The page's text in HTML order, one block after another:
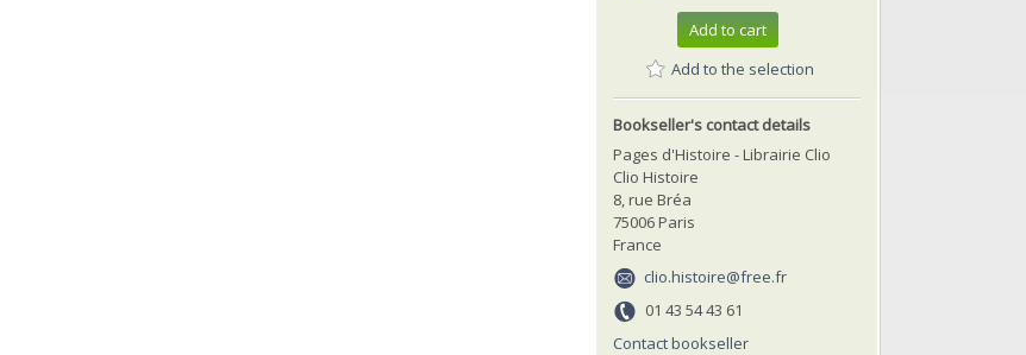
Add to cart
Add to the selection
Bookseller's contact details
Pages d'Histoire - Librairie Clio
Clio Histoire
8, rue Bréa
75006 Paris
France
clio.histoire@free.fr
01 43 54 43 61
Contact bookseller